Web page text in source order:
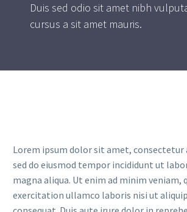
Duis sed odio sit amet nibh
cursus a sit amet mauris.
Lorem ipsum dolor sit amet,
sed do eiusmod tempor incididunt ut
magna aliqua. Ut enim ad minim veniam,
exercitation ullamco laboris nisi ut